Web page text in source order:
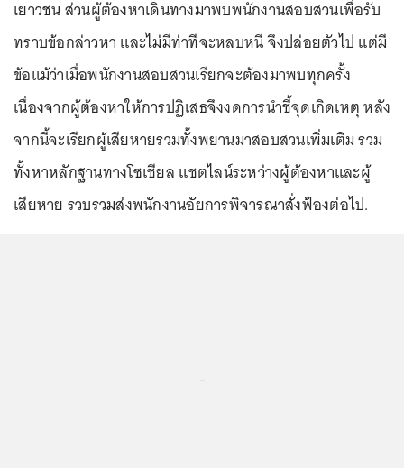
เยาวชน ส่วนผู้ต้องหาเดินทางมาพบพนักงานสอบสวนเพื่อรับ
ทราบข้อกล่าวหา และไม่มีท่าทีจะหลบหนี จึงปล่อยตัวไป แต่มี
ข้อแม้ว่าเมื่อพนักงานสอบสวนเรียกจะต้องมาพบทุกครั้ง
เนื่องจากผู้ต้องหาให้การปฏิเสธจึงงดการนำชี้จุดเกิดเหตุ หลัง
จากนี้จะเรียกผู้เสียหายรวมทั้งพยานมาสอบสวนเพิ่มเติม รวม
ทั้งหาหลักฐานทางโซเชียล เเชตไลน์ระหว่างผู้ต้องหาและผู้
เสียหาย รวบรวมส่งพนักงานอัยการพิจารณาสั่งฟ้องต่อไป.